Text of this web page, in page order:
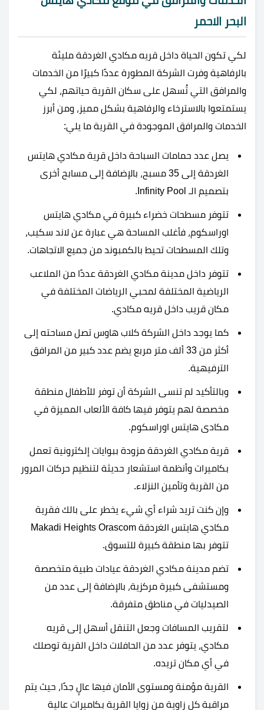
البحر الاحمر
لكي تكون الحياة داخل قريه مكادي الغردقة مليئة
بالرفاهية وفرت الشركة المطورة عددًا كبيرًا من الخدمات
والمرافق التي تُسهل على سكان القرية حياتهم، لكي
يستمتعوا بالاسترخاء والرفاهية بشكل مميز، ومن أبرز
الخدمات والمرافق الموجودة في القرية ما يلي:
يصل عدد حمامات السباحة داخل قرية مكادي هايتس
الغردقة إلى 35 مسبح، بالإضافة إلى مسابح أخرى
بتصميم الـ Infinity Pool.
تتوفر مسطحات خضراء كبيرة في مكادي هايتس
اوراسكوم، فأغلب المساحة هي عبارة عن لاند سكيب،
وتلك المسطحات تحيط بالكمبوند من جميع الاتجاهات.
تتوفر داخل مدينة مكادي الغردقة عددًا من الملاعب
الرياضية المختلفة لمحبي الرياضات المختلفة في
مكان قريب داخل قريه مكادي.
كما يوجد داخل الشركة كلاب هاوس تصل مساحته إلى
أكثر من 33 ألف متر مربع يضم عدد كبير من المرافق
الترفيهية.
وبالتأكيد لم تنسى الشركة أن توفر للأطفال منطقة
مخصصة لهم يتوفر فيها كافة الألعاب المميزة في
مكادى هايتس اوراسكوم.
قرية مكادي الغردقة مزودة ببوايات إلكترونية تعمل
بكاميرات وأنظمة استشعار حديثة لتنظيم حركات المرور
من القرية وتأمين النزلاء.
وإن كنت تريد شراء أي شيء يخطر على بالك فقرية
مكادي هايتس الغردقة Makadi Heights Orascom
تتوفر بها منطقة كبيرة للتسوق.
تضم مدينة مكادي الغردقة عيادات طبية متخصصة
ومستشفى كبيرة مركزية، بالإضافة إلى عدد من
الصيدليات في مناطق متفرقة.
لتقريب المسافات وجعل التنقل أسهل إلى قريه
مكادي، يتوفر عدد من الحافلات داخل القرية توصلك
في أي مكان تريده.
القرية مؤمنة ومستوى الأمان فيها عالٍ جدًا، حيث يتم
مراقبة كل زاوية من زوايا القرية بكاميرات عالية